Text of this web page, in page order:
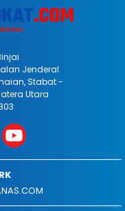
Jenderal
Stabat -
Utara